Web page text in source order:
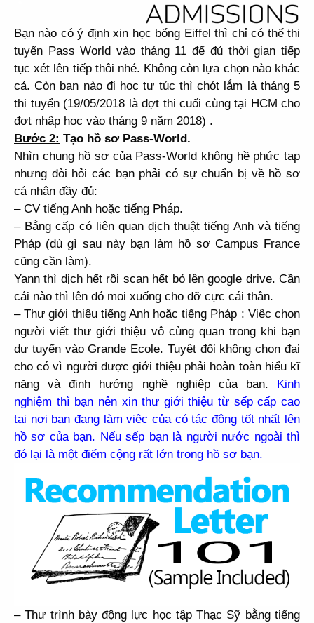
Bạn nào có ý định xin học bổng Eiffel thì chỉ có thể thi
tuyển Pass World vào tháng 11 để đủ thời gian tiếp
tục xét lên tiếp thôi nhé. Không còn lựa chọn nào khác
cả. Còn bạn nào đi học tự túc thì chót lắm là tháng 5
thi tuyển (19/05/2018 là đợt thi cuối cùng tại HCM cho
đợt nhập học vào tháng 9 năm 2018) .
Bước 2: Tạo hồ sơ Pass-World.
Nhìn chung hồ sơ của Pass-World không hề phức tạp
nhưng đòi hỏi các bạn phải có sự chuẩn bị về hồ sơ
cá nhân đầy đủ:
– CV tiếng Anh hoặc tiếng Pháp.
– Bằng cấp có liên quan dịch thuật tiếng Anh và tiếng
Pháp (dù gì sau này bạn làm hồ sơ Campus France
cũng cần làm).
Yann thì dịch hết rồi scan hết bỏ lên google drive. Cần
cái nào thì lên đó moi xuống cho đỡ cực cái thân.
– Thư giới thiệu tiếng Anh hoặc tiếng Pháp : Việc chọn
người viết thư giới thiệu vô cùng quan trong khi bạn
dư tuyển vào Grande Ecole. Tuyệt đối không chọn đại
cho có vì người được giới thiệu phải hoàn toàn hiểu kĩ
năng và định hướng nghề nghiệp của bạn. Kinh
nghiệm thì bạn nên xin thư giới thiệu từ sếp cấp cao
tại nơi bạn đang làm việc của có tác động tốt nhất lên
hồ sơ của bạn. Nếu sếp bạn là người nước ngoài thì
đó lại là một điểm cộng rất lớn trong hồ sơ bạn.
– Thư trình bày động lực học tập Thạc Sỹ bằng tiếng